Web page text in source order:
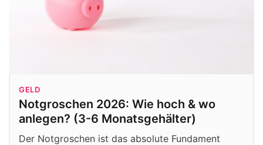
GELD
Notgroschen 2026: Wie hoch & wo
anlegen? (3-6 Monatsgehälter)
Der Notgroschen ist das absolute Fundament